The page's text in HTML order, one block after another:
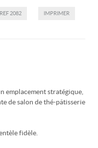
REF 2082 IMPRIMER
emplacement stratégique,
de salon de thé-pâtisserie
fidèle.